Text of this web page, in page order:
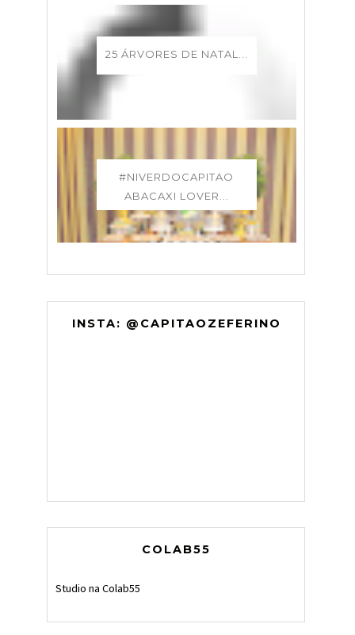
25 ÁRVORES DE NATAL...
#NIVERDOCAPITAO
ABACAXI LOVER...
INSTA: @CAPITAOZEFERINO
COLAB55
Studio na Colab55